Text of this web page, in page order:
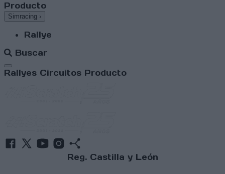
Producto
Simracing ›
Rallye
Buscar
Abrir menú
Rallyes Circuitos Producto
Reg. Castilla y León